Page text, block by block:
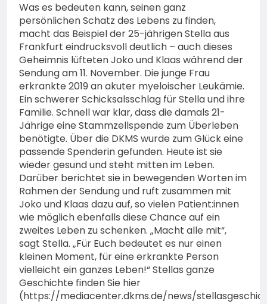
Was es bedeuten kann, seinen ganz
persönlichen Schatz des Lebens zu finden,
macht das Beispiel der 25-jährigen Stella aus
Frankfurt eindrucksvoll deutlich – auch dieses
Geheimnis lüfteten Joko und Klaas während der
Sendung am 11. November. Die junge Frau
erkrankte 2019 an akuter myeloischer Leukämie.
Ein schwerer Schicksalsschlag für Stella und ihre
Familie. Schnell war klar, dass die damals 21-
Jährige eine Stammzellspende zum Überleben
benötigte. Über die DKMS wurde zum Glück eine
passende Spenderin gefunden. Heute ist sie
wieder gesund und steht mitten im Leben.
Darüber berichtet sie in bewegenden Worten im
Rahmen der Sendung und ruft zusammen mit
Joko und Klaas dazu auf, so vielen Patient:innen
wie möglich ebenfalls diese Chance auf ein
zweites Leben zu schenken. „Macht alle mit“,
sagt Stella. „Für Euch bedeutet es nur einen
kleinen Moment, für eine erkrankte Person
vielleicht ein ganzes Leben!“ Stellas ganze
Geschichte finden Sie hier
(https://mediacenter.dkms.de/news/